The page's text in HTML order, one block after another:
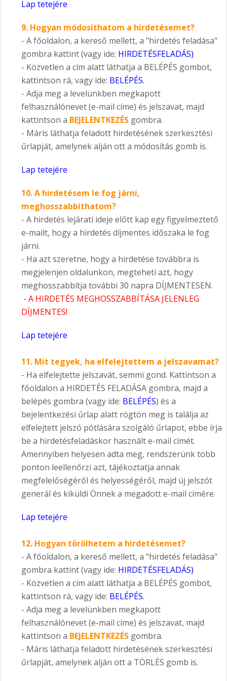
Lap tetejére
9. Hogyan módosíthatom a hirdetésemet?
- A főoldalon, a kereső mellett, a "hirdetés feladása"
gombra kattint (vagy ide: HIRDETÉSFELADÁS)
- Közvetlen a cím alatt láthatja a BELÉPÉS gombot,
kattintson rá, vagy ide: BELÉPÉS.
- Adja meg a levelünkben megkapott
felhasználónevet (e-mail címe) és jelszavat, majd
kattintson a BEJELENTKEZÉS gombra.
- Máris láthatja feladott hirdetésének szerkesztési
űrlapját, amelynek alján ott a módosítás gomb is.
Lap tetejére
10.A hirdetésem le fog járni,
meghosszabbíthatom?
- A hirdetés lejárati ideje előtt kap egy figyelmeztető
e-mailt, hogy a hirdetés díjmentes időszaka le fog
járni.
- Ha azt szeretne, hogy a hirdetése továbbra is
megjelenjen oldalunkon, megteheti azt, hogy
meghosszabbítja további 30 napra DÍJMENTESEN.
- A HIRDETÉS MEGHOSSZABBÍTÁSA JELENLEG
DÍJMENTES!
Lap tetejére
11. Mit tegyek, ha elfelejtettem a jelszavamat?
- Ha elfelejtette jelszavát, semmi gond. Kattintson a
főoldalon a HIRDETÉS FELADÁSA gombra, majd a
belépés gombra (vagy ide: BELÉPÉS) és a
bejelentkezési űrlap alatt rögtön meg is találja az
elfelejtett jelszó pótlására szolgáló űrlapot, ebbe írja
be a hirdetésfeladáskor használt e-mail címét.
Amennyiben helyesen adta meg, rendszerünk több
ponton leellenőrzi azt, tájékoztatja annak
megfelelőségéről és helyességéről, majd új jelszót
generál és kiküldi Önnek a megadott e-mail címére.
Lap tetejére
12. Hogyan törölhetem a hirdetésemet?
- A főoldalon, a kereső mellett, a "hirdetés feladása"
gombra kattint (vagy ide: HIRDETÉSFELADÁS)
- Közvetlen a cím alatt láthatja a BELÉPÉS gombot,
kattintson rá, vagy ide: BELÉPÉS.
- Adja meg a levelünkben megkapott
felhasználónevet (e-mail címe) és jelszavat, majd
kattintson a BEJELENTKEZÉS gombra.
- Máris láthatja feladott hirdetésének szerkesztési
űrlapját, amelynek alján ott a TÖRLÉS gomb is.